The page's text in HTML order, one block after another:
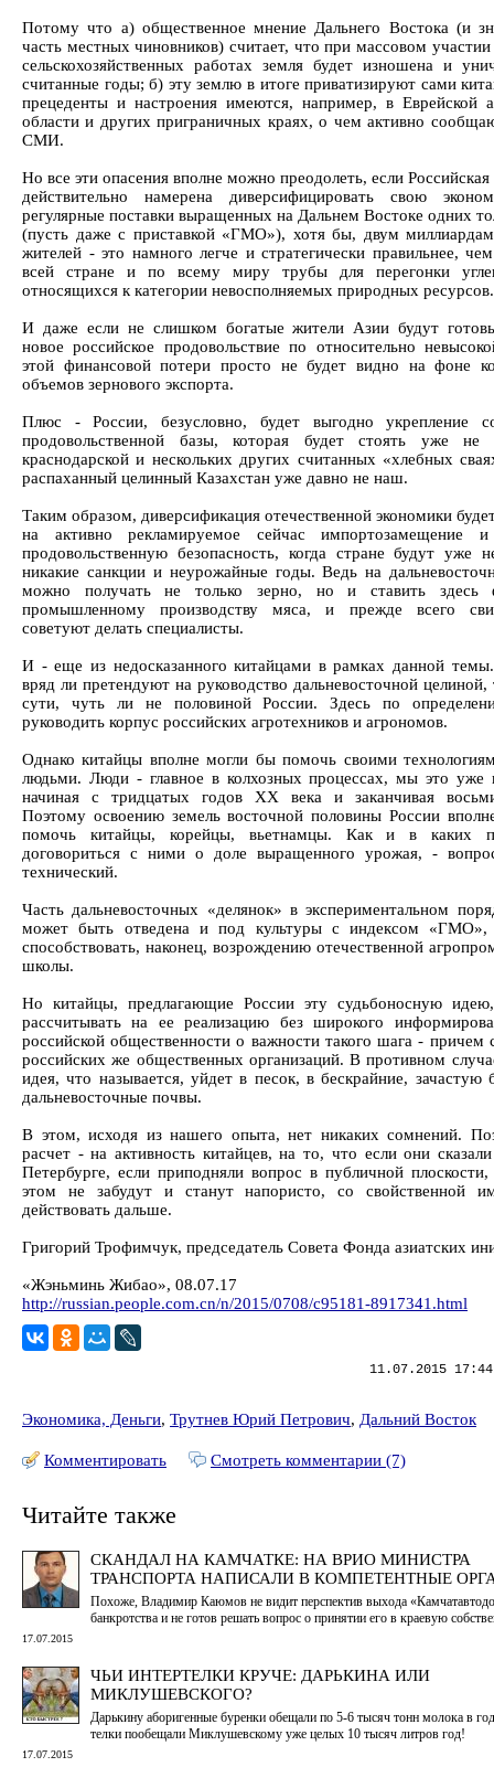
Потому что а) общественное мнение Дальнего Востока (и
часть местных чиновников) считает, что при массовом участии
сельскохозяйственных работах земля будет изношена и
считанные годы; б) эту землю в итоге приватизируют сами
прецеденты и настроения имеются, например, в Еврейской
области и других приграничных краях, о чем активно
СМИ.
Но все эти опасения вполне можно преодолеть, если
действительно намерена диверсифицировать свою
регулярные поставки выращенных на Дальнем Востоке одних
(пусть даже с приставкой «ГМО»), хотя бы, двум миллиардам
жителей - это намного легче и стратегически правильнее,
всей стране и по всему миру трубы для перегонки
относящихся к категории невосполняемых природных ресурсов.
И даже если не слишком богатые жители Азии будут
новое российское продовольствие по относительно
этой финансовой потери просто не будет видно на фоне
объемов зернового экспорта.
Плюс - России, безусловно, будет выгодно укрепление
продовольственной базы, которая будет стоять уже не
краснодарской и нескольких других считанных «хлебных
распаханный целинный Казахстан уже давно не наш.
Таким образом, диверсификация отечественной экономики
на активно рекламируемое сейчас импортозамещение
продовольственную безопасность, когда стране будут уже
никакие санкции и неурожайные годы. Ведь на
можно получать не только зерно, но и ставить
промышленному производству мяса, и прежде всего
советуют делать специалисты.
И - еще из недосказанного китайцами в рамках данной
вряд ли претендуют на руководство дальневосточной целиной,
сути, чуть ли не половиной России. Здесь по
руководить корпус российских агротехников и агрономов.
Однако китайцы вполне могли бы помочь своими
людьми. Люди - главное в колхозных процессах, мы это уже
начиная с тридцатых годов XX века и заканчивая
Поэтому освоению земель восточной половины России
помочь китайцы, корейцы, вьетнамцы. Как и в каких
договориться с ними о доле выращенного урожая, -
технический.
Часть дальневосточных «делянок» в экспериментальном
может быть отведена и под культуры с индексом «ГМО»,
способствовать, наконец, возрождению отечественной
школы.
Но китайцы, предлагающие России эту судьбоносную
рассчитывать на ее реализацию без широкого
российской общественности о важности такого шага -
российских же общественных организаций. В противном
идея, что называется, уйдет в песок, в бескрайние, зачастую
дальневосточные почвы.
В этом, исходя из нашего опыта, нет никаких сомнений.
расчет - на активность китайцев, на то, что если они
Петербурге, если приподняли вопрос в публичной
этом не забудут и станут напористо, со свойственной
действовать дальше.
Григорий Трофимчук, председатель Совета Фонда азиатских
«Жэньминь Жибао», 08.07.17
http://russian.people.com.cn/n/2015/0708/c95181-8917341.html
11.07.2015
Экономика, Деньги, Трутнев Юрий Петрович, Дальний Восток
Комментировать Смотреть комментарии (7)
Читайте также
СКАНДАЛ НА КАМЧАТКЕ: НА ВРИО МИНИСТРА
ТРАНСПОРТА НАПИСАЛИ В КОМПЕТЕНТНЫЕ
Похоже, Владимир Каюмов не видит перспектив выхода
банкротства и не готов решать вопрос о принятии его в краевую
17.07.2015
ЧЬИ ИНТЕРТЕЛКИ КРУЧЕ: ДАРЬКИНА ИЛИ
МИКЛУШЕВСКОГО?
Дарькину аборигенные буренки обещали по 5-6 тысяч тонн молока в
телки пообещали Миклушевскому уже целых 10 тысяч литров год!
17.07.2015